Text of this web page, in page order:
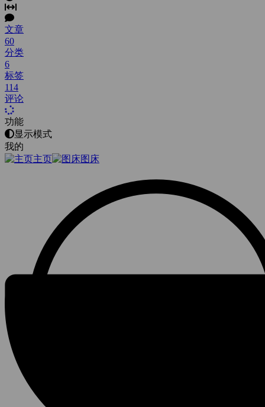
文章
60
分类
6
标签
114
评论
功能
显示模式
我的
主页
图床